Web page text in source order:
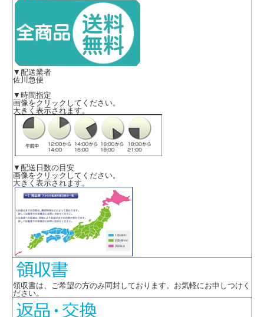
▼配送業者
佐川急便
▼時間指定
画像をクリックしてください。
大きく表示されます。
▼配送日数の目安
画像をクリックしてください。
大きく表示されます。
領収書は、ご希望の方のみ同封しております。お気軽にお申しつけく
ださい。